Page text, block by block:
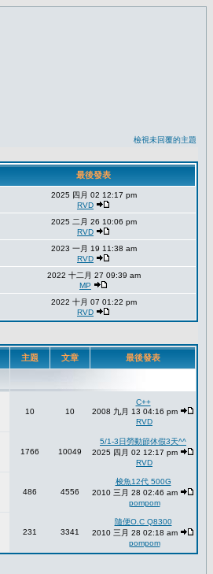
檢視未回覆的主題
主題 文章 最後發表
10 10
C++
2008 九月 13 04:16 pm
RVD
1766 10049
5/1-3日勞動節休假3天^^
2025 四月 02 12:17 pm
RVD
486 4556
梭魚12代 500G
2010 三月 28 02:46 am
pompom
231 3341
隨便O.C Q8300
2010 三月 28 02:18 am
pompom